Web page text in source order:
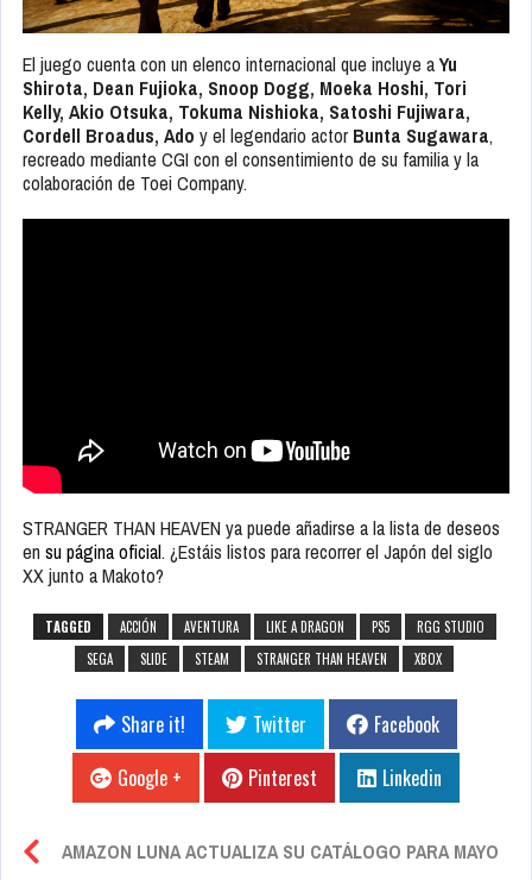
El juego cuenta con un elenco internacional que incluye aYu
Shirota, Dean Fujioka, Snoop Dogg, Moeka Hoshi, Tori
Kelly, Akio Otsuka, Tokuma Nishioka, Satoshi Fujiwara,
Cordell Broadus, Ado y el legendario actor Bunta Sugawara,
recreado mediante CGI con el consentimiento de su familia y la
colaboración de Toei Company.
STRANGER THAN HEAVEN ya puede añadirse a la lista de deseos
en su página oficial. ¿Estáis listos para recorrer el Japón del siglo
XX junto a Makoto?
TAGGED ACCIÓN AVENTURA LIKE A DRAGON PS5
RGG STUDIO
SEGA
SLIDE STEAM STRANGER THAN HEAVEN XBOX
Share it! Twitter
Facebook
Google +
Pinterest Linkedin
AMAZON LUNA ACTUALIZA SU CATÁLOGO PARA MAYO